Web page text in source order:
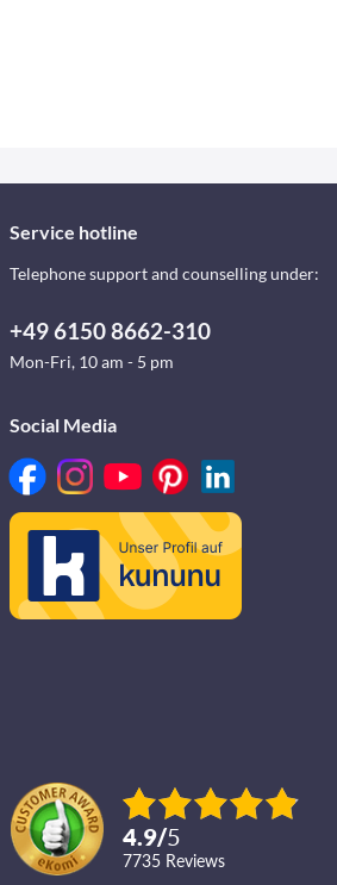
Service hotline
Telephone support and counselling under:
+49 6150 8662-310
Mon-Fri, 10 am - 5 pm
Social Media
4.9/5
7735 reviews